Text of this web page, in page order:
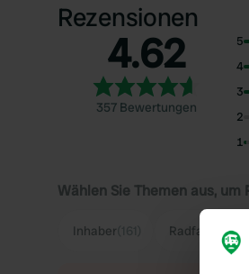
Rezensionen
4.62
357 Bewertungen
5
4
3
2
1
Wählen Sie Themen aus, um
Inhaber Radfahren(113)